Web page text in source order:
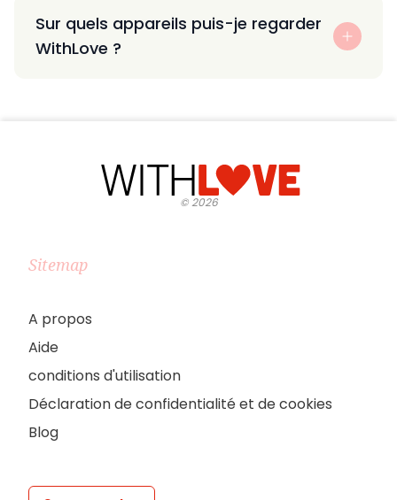
Sur quels appareils puis-je regarder
WithLove ?
©2026
Sitemap
A propos
Aide
conditions d'utilisation
Déclaration de confidentialité et de cookies
Blog